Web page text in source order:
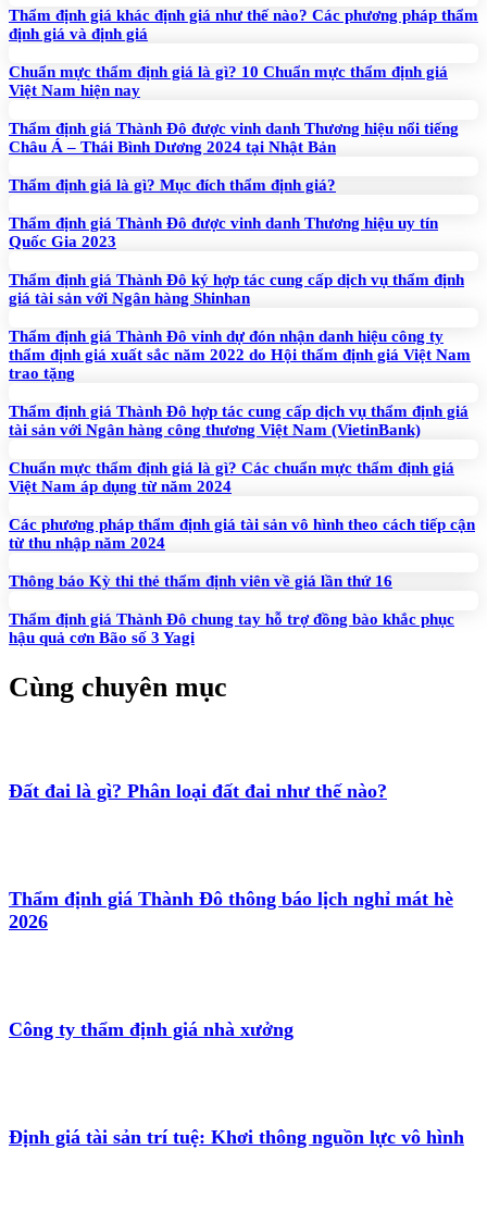
Thẩm định giá khác định giá như thế nào? Các phương pháp thẩm
định giá và định giá
Chuẩn mực thẩm định giá là gì? 10 Chuẩn mực thẩm định giá
Việt Nam hiện nay
Thẩm định giá Thành Đô được vinh danh Thương hiệu nổi tiếng
Châu Á – Thái Bình Dương 2024 tại Nhật Bản
Thẩm định giá là gì? Mục đích thẩm định giá?
Thẩm định giá Thành Đô được vinh danh Thương hiệu uy tín
Quốc Gia 2023
Thẩm định giá Thành Đô ký hợp tác cung cấp dịch vụ thẩm định
giá tài sản với Ngân hàng Shinhan
Thẩm định giá Thành Đô vinh dự đón nhận danh hiệu công ty
thẩm định giá xuất sắc năm 2022 do Hội thẩm định giá Việt Nam
trao tặng
Thẩm định giá Thành Đô hợp tác cung cấp dịch vụ thẩm định giá
tài sản với Ngân hàng công thương Việt Nam (VietinBank)
Chuẩn mực thẩm định giá là gì? Các chuẩn mực thẩm định giá
Việt Nam áp dụng từ năm 2024
Các phương pháp thẩm định giá tài sản vô hình theo cách tiếp cận
từ thu nhập năm 2024
Thông báo Kỳ thi thẻ thẩm định viên về giá lần thứ 16
Thẩm định giá Thành Đô chung tay hỗ trợ đồng bào khắc phục
hậu quả cơn Bão số 3 Yagi
Cùng chuyên mục
Đất đai là gì? Phân loại đất đai như thế nào?
Thẩm định giá Thành Đô thông báo lịch nghỉ mát hè
2026
Công ty thẩm định giá nhà xưởng
Định giá tài sản trí tuệ: Khơi thông nguồn lực vô hình